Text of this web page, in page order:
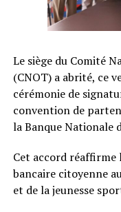
Le siège du Comité
(CNOT) a abrité, ce
cérémonie de
convention de
la Banque Nationale
Cet accord réaffirme
bancaire citoyenne
et de la jeunesse